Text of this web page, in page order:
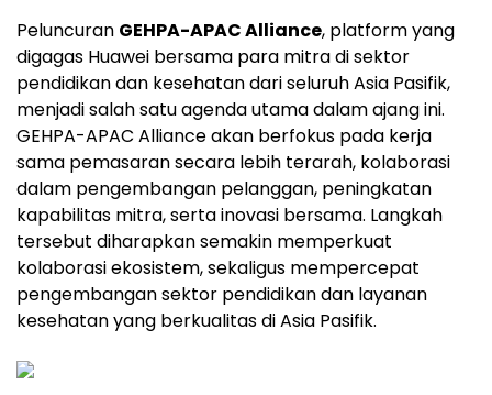
Peluncuran GEHPA-APAC Alliance, platform yang
digagas Huawei bersama para mitra di sektor
pendidikan dan kesehatan dari seluruh Asia Pasifik,
menjadi salah satu agenda utama dalam ajang ini.
GEHPA-APAC Alliance akan berfokus pada kerja
sama pemasaran secara lebih terarah, kolaborasi
dalam pengembangan pelanggan, peningkatan
kapabilitas mitra, serta inovasi bersama. Langkah
tersebut diharapkan semakin memperkuat
kolaborasi ekosistem, sekaligus mempercepat
pengembangan sektor pendidikan dan layanan
kesehatan yang berkualitas di Asia Pasifik.